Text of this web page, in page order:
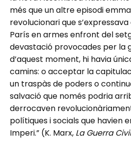
més que un altre episodi
revolucionari que
París en armes enfront del
devastació provocades per la
d’aquest moment, hi havia
camins: o acceptar la
un traspàs de poders o
salvació que només podria
derrocaven
polítiques i socials que havien
Imperi.” (K. Marx, La Guerra